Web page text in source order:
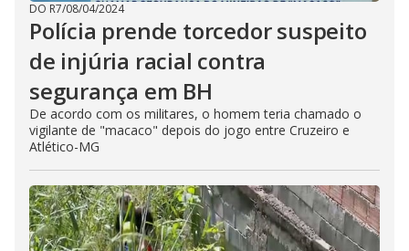
DO R7/08/04/2024
Polícia prende torcedor suspeito
de injúria racial contra
segurança em BH
De acordo com os militares, o homem teria chamado o
vigilante de "macaco" depois do jogo entre Cruzeiro e
Atlético-MG